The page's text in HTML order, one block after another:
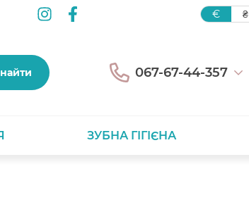
€ ₴
067-67-44-357
ЗУБНА ГІГІЄНА